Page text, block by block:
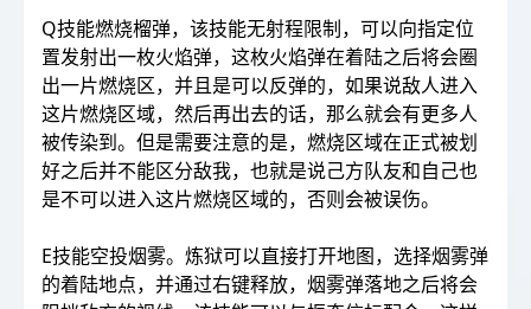
Q技能燃烧榴弹，该技能无射程限制，可以向指定位
置发射出一枚火焰弹，这枚火焰弹在着陆之后将会圈
出一片燃烧区，并且是可以反弹的，如果说敌人进入
这片燃烧区域，然后再出去的话，那么就会有更多人
被传染到。但是需要注意的是，燃烧区域在正式被划
好之后并不能区分敌我，也就是说己方队友和自己也
是不可以进入这片燃烧区域的，否则会被误伤。
E技能空投烟雾。炼狱可以直接打开地图，选择烟雾弹
的着陆地点，并通过右键释放，烟雾弹落地之后将会